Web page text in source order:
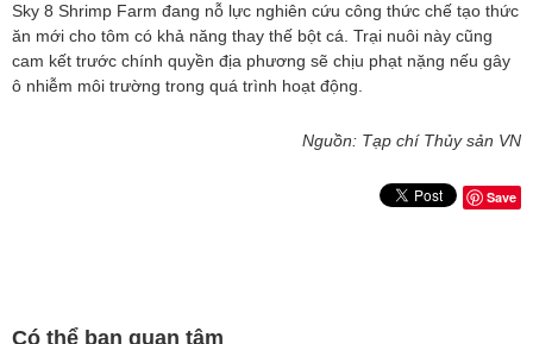
Sky 8 Shrimp Farm đang nỗ lực nghiên cứu công thức chế tạo thức
ăn mới cho tôm có khả năng thay thế bột cá. Trại nuôi này cũng
cam kết trước chính quyền địa phương sẽ chịu phạt nặng nếu gây
ô nhiễm môi trường trong quá trình hoạt động.
Nguồn: Tạp chí Thủy sản VN
Save
Có thể bạn quan tâm